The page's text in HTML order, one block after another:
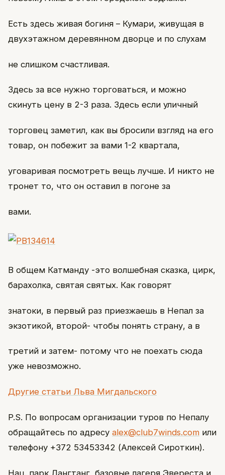
Есть здесь живая богиня – Кумари, живущая в
двухэтажном деревянном дворце и по слухам
не слишком счастливая.
Здесь за все нужно торговаться, и можно
скинуть цену в 2-3 раза. Здесь если уличный
торговец заметил, как вы бросили взгляд на его
товар, он побежит за вами 1-2 квартала,
уговаривая посмотреть вещь лучше. И никто не
тронет то, что он оставил в погоне за
вами.
В общем Катманду -это волшебная сказка, цирк,
барахолка, святая святых. Как говорят
знатоки, в первый раз приезжаешь в Непал за
экзотикой, второй- чтобы понять страну, а в
третий и затем- потому что не поехать сюда
уже невозможно.
Другие статьи Льва Мигдальского
P.S. По вопросам организации туров по Непалу
обращайтесь по адресу alex@club7winds.com или
телефону +372 53453342 (Алексей Сироткин).
Нац. парк Лангтанг, базовые лагеря Эвереста и